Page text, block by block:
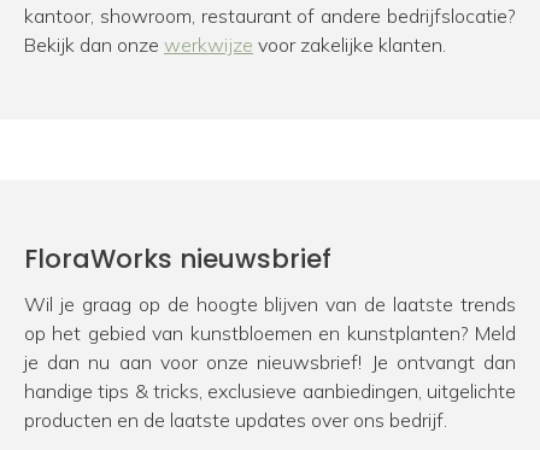
kantoor, showroom, restaurant of andere bedrijfslocatie?
Bekijk dan onze werkwijze voor zakelijke klanten.
FloraWorks nieuwsbrief
Wil je graag op de hoogte blijven van de laatste trends
op het gebied van kunstbloemen en kunstplanten? Meld
je dan nu aan voor onze nieuwsbrief! Je ontvangt dan
handige tips & tricks, exclusieve aanbiedingen, uitgelichte
producten en de laatste updates over ons bedrijf.